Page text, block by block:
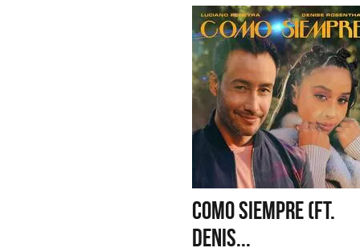
COMO SIEMPRE (FT.
DENIS...